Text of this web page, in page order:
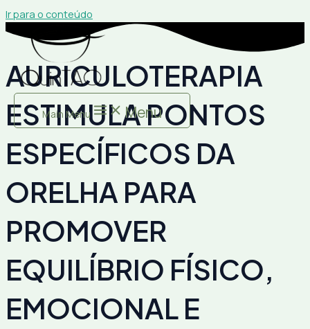
Ir para o conteúdo
Main Menu Menu
AURICULOTERAPIA
ESTIMULA PONTOS
ESPECÍFICOS DA
ORELHA PARA
PROMOVER
EQUILÍBRIO FÍSICO,
EMOCIONAL E